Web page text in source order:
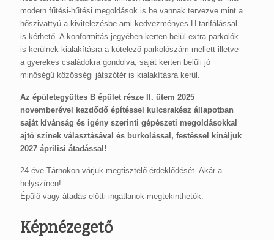
modern fűtési-hűtési megoldások is be vannak tervezve mint a
hőszivattyú a kivitelezésbe ami kedvezményes H tarifálással
is kérhető. A konformitás jegyében kerten belül extra parkolók
is kerülnek kialakításra a kötelező parkolószám mellett illetve
a gyerekes családokra gondolva, saját kerten belüli jó
minőségű közösségi játszótér is kialakításra kerül.
Az épületegyüttes B épület része II. ütem 2025
novemberével kezdődő építéssel kulcsrakész állapotban
saját kívánság és igény szerinti gépészeti megoldásokkal
ajtó színek választásával és burkolással, festéssel kínáljuk
2027 áprilisi átadással!
24 éve Tárnokon várjuk megtisztelő érdeklődését. Akár a
helyszínen!
Épülő vagy átadás előtti ingatlanok megtekinthetők.
Képnézegető